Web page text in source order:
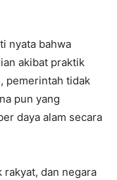
nyata bahwa
akibat praktik
pemerintah tidak
pun yang
daya alam secara
rakyat, dan negara